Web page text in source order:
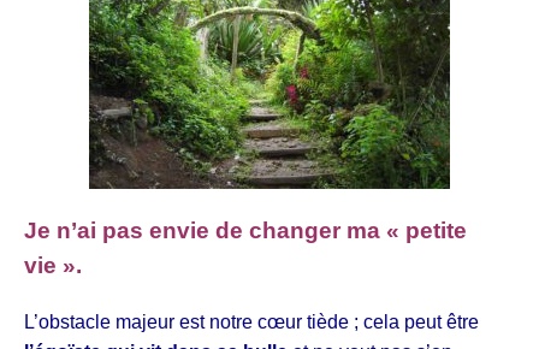
Je n’ai pas envie de changer ma « petite
vie ».
L’obstacle majeur est notre cœur tiède ; cela peut être